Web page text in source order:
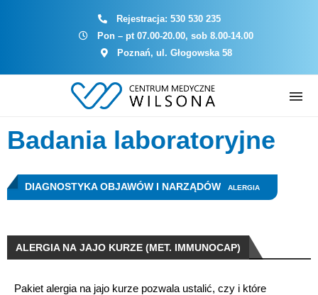
Rejestracja: 530 530 235
Pon – pt 07.00-20.00, sob 8.00-14.00
Poznań, ul. Głogowska 58
Badania laboratoryjne
DIAGNOSTYKA OBJAWÓW I NARZĄDÓW ALERGIA
ALERGIA NA JAJO KURZE (MET. IMMUNOCAP)
Pakiet alergia na jajo kurze pozwala ustalić, czy i które